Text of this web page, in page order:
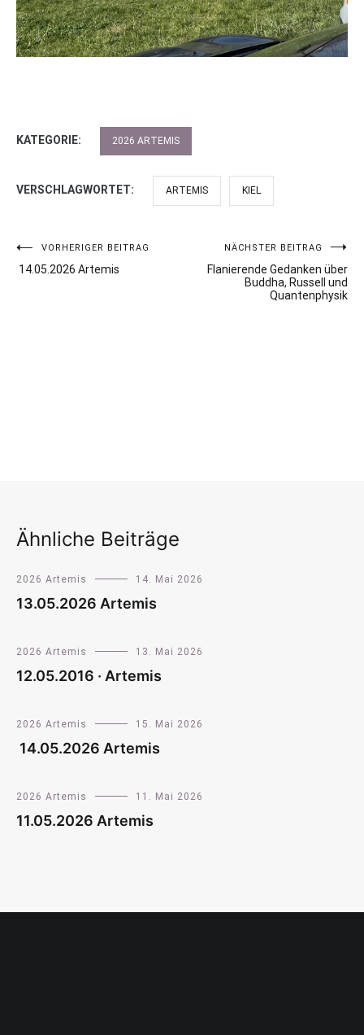
KATEGORIE: 2026 ARTEMIS
VERSCHLAGWORTET: ARTEMIS KIEL
Beitragsnavigation
VORHERIGER BEITRAG
14.05.2026 Artemis
NÄCHSTER BEITRAG
Flanierende Gedanken über
Buddha, Russell und
Quantenphysik
Ähnliche Beiträge
2026 Artemis 14. Mai 2026
13.05.2026 Artemis
2026 Artemis 13. Mai 2026
12.05.2016 · Artemis
2026 Artemis 15. Mai 2026
14.05.2026 Artemis
2026 Artemis 11. Mai 2026
11.05.2026 Artemis